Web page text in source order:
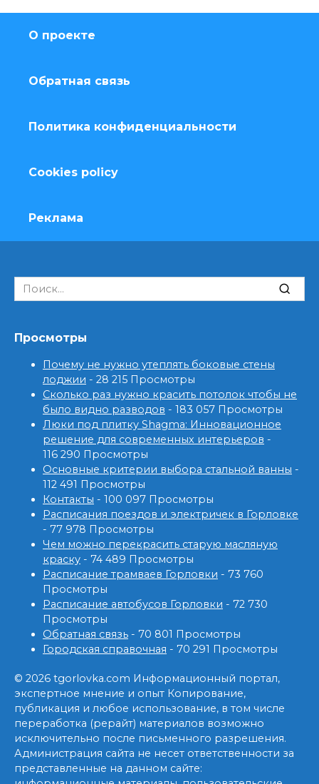
О проекте
Обратная связь
Политика конфиденциальности
Cookies policy
Реклама
Search
for:
Просмотры
Почему не нужно утеплять боковые стены
лоджии - 28 215 Просмотры
Сколько раз нужно красить потолок чтобы не
было видно разводов - 183 057 Просмотры
Люки под плитку Shagma: Инновационное
решение для современных интерьеров -
116 290 Просмотры
Основные критерии выбора стальной ванны -
112 491 Просмотры
Контакты - 100 097 Просмотры
Расписания поездов и электричек в Горловке
- 77 978 Просмотры
Чем можно перекрасить старую масляную
краску - 74 489 Просмотры
Расписание трамваев Горловки - 73 760
Просмотры
Расписание автобусов Горловки - 72 730
Просмотры
Обратная связь - 70 801 Просмотры
Городская справочная - 70 291 Просмотры
© 2026 tgorlovka.com Информационный портал,
экспертное мнение и опыт Копирование,
публикация и любое использование, в том числе
переработка (рерайт) материалов возможно
исключительно после письменного разрешения.
Администрация сайта не несет ответственности за
представленные на данном сайте: